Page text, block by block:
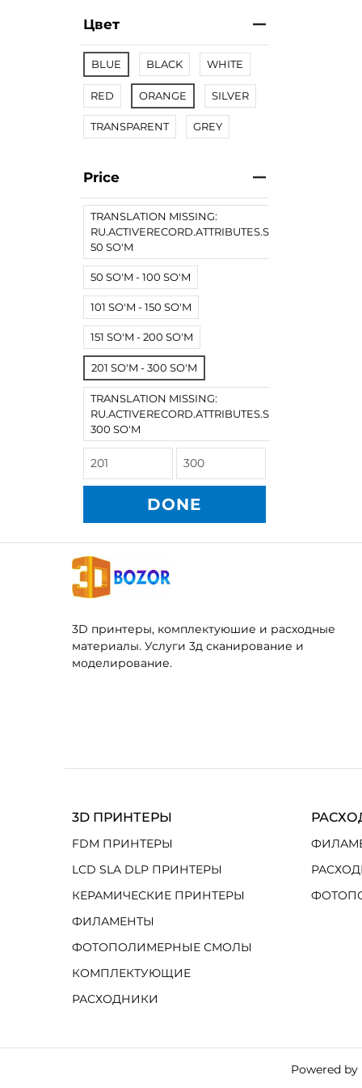
Цвет
BLUE BLACK WHITE
RED ORANGE SILVER
TRANSPARENT GREY
Price
TRANSLATION MISSING:
RU.ACTIVERECORD.ATTRIBUTES.SPREE/
50 SO'M
50 SO'M - 100 SO'M
101 SO'M - 150 SO'M
151 SO'M - 200 SO'M
201 SO'M - 300 SO'M
TRANSLATION MISSING:
RU.ACTIVERECORD.ATTRIBUTES.SPREE/
300 SO'M
DONE
3D принтеры, комплектуюшие и расходные
материалы. Услуги 3д сканирование и
моделирование.
3D ПРИНТЕРЫ
FDM ПРИНТЕРЫ
LCD SLA DLP ПРИНТЕРЫ
КЕРАМИЧЕСКИЕ ПРИНТЕРЫ
ФИЛАМЕНТЫ
ФОТОПОЛИМЕРНЫЕ СМОЛЫ
КОМПЛЕКТУЮЩИЕ
РАСХОДНИКИ
Powered by